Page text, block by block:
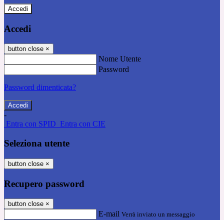
Accedi
Accedi
button close ×
Nome Utente
Password
Password dimenticata?
-
Entra con SPID Entra con CIE
Seleziona utente
button close ×
Recupero password
button close ×
E-mail Verrà inviato un messaggio